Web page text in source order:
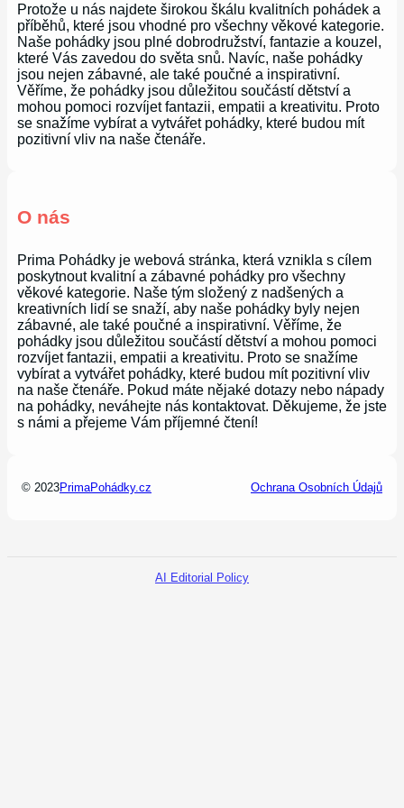
Protože u nás najdete širokou škálu kvalitních pohádek a
příběhů, které jsou vhodné pro všechny věkové kategorie.
Naše pohádky jsou plné dobrodružství, fantazie a kouzel,
které Vás zavedou do světa snů. Navíc, naše pohádky
jsou nejen zábavné, ale také poučné a inspirativní.
Věříme, že pohádky jsou důležitou součástí dětství a
mohou pomoci rozvíjet fantazii, empatii a kreativitu. Proto
se snažíme vybírat a vytvářet pohádky, které budou mít
pozitivní vliv na naše čtenáře.
O nás
Prima Pohádky je webová stránka, která vznikla s cílem
poskytnout kvalitní a zábavné pohádky pro všechny
věkové kategorie. Naše tým složený z nadšených a
kreativních lidí se snaží, aby naše pohádky byly nejen
zábavné, ale také poučné a inspirativní. Věříme, že
pohádky jsou důležitou součástí dětství a mohou pomoci
rozvíjet fantazii, empatii a kreativitu. Proto se snažíme
vybírat a vytvářet pohádky, které budou mít pozitivní vliv
na naše čtenáře. Pokud máte nějaké dotazy nebo nápady
na pohádky, neváhejte nás kontaktovat. Děkujeme, že jste
s námi a přejeme Vám příjemné čtení!
© 2023PrimaPohádky.cz Ochrana Osobních Údajů
AI Editorial Policy